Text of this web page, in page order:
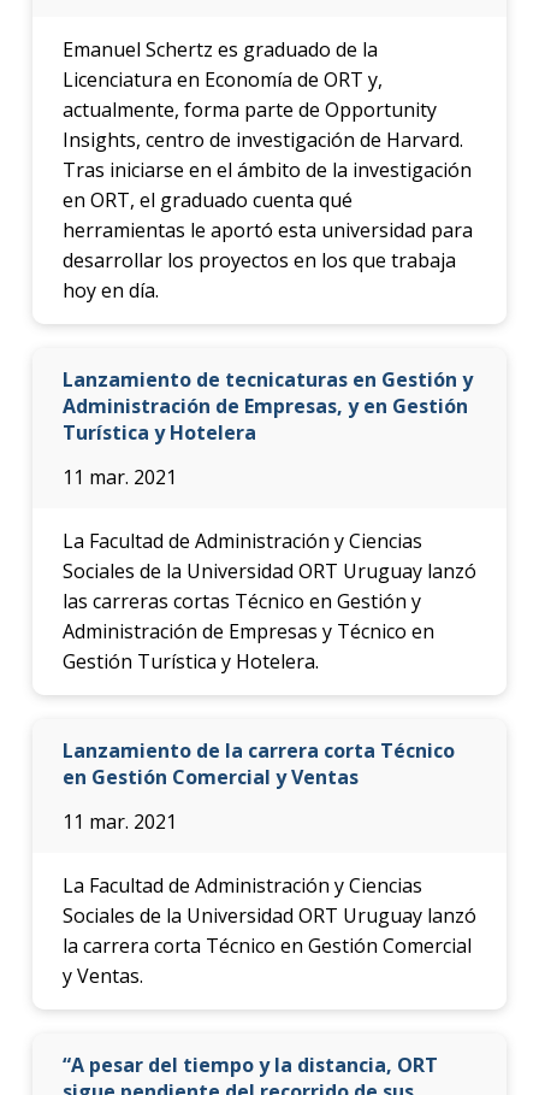
Emanuel Schertz es graduado de la
Licenciatura en Economía de ORT y,
actualmente, forma parte de Opportunity
Insights, centro de investigación de Harvard.
Tras iniciarse en el ámbito de la investigación
en ORT, el graduado cuenta qué
herramientas le aportó esta universidad para
desarrollar los proyectos en los que trabaja
hoy en día.
Lanzamiento de tecnicaturas en Gestión y
Administración de Empresas, y en Gestión
Turística y Hotelera
11 mar. 2021
La Facultad de Administración y Ciencias
Sociales de la Universidad ORT Uruguay lanzó
las carreras cortas Técnico en Gestión y
Administración de Empresas y Técnico en
Gestión Turística y Hotelera.
Lanzamiento de la carrera corta Técnico
en Gestión Comercial y Ventas
11 mar. 2021
La Facultad de Administración y Ciencias
Sociales de la Universidad ORT Uruguay lanzó
la carrera corta Técnico en Gestión Comercial
y Ventas.
“A pesar del tiempo y la distancia, ORT